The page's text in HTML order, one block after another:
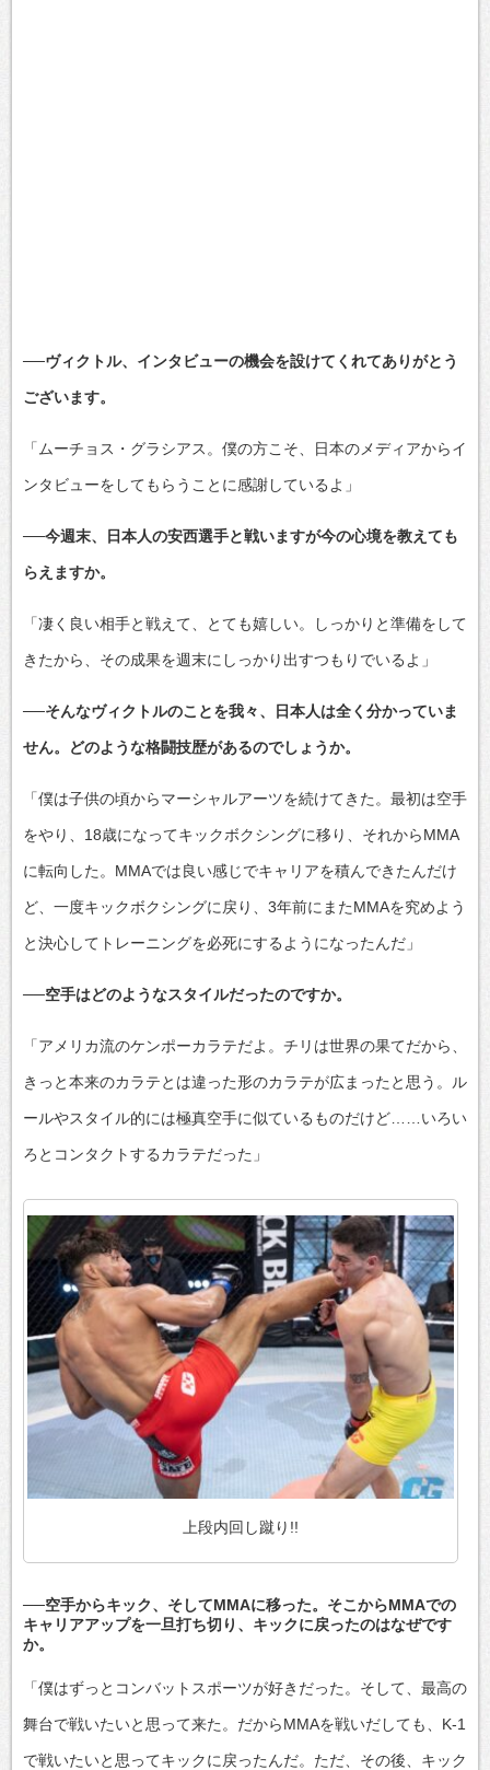
──ヴィクトル、インタビューの機会を設けてくれてありがとう
ございます。
「ムーチョス・グラシアス。僕の方こそ、日本のメディアからイ
ンタビューをしてもらうことに感謝しているよ」
──今週末、日本人の安西選手と戦いますが今の心境を教えても
らえますか。
「凄く良い相手と戦えて、とても嬉しい。しっかりと準備をして
きたから、その成果を週末にしっかり出すつもりでいるよ」
──そんなヴィクトルのことを我々、日本人は全く分かっていま
せん。どのような格闘技歴があるのでしょうか。
「僕は子供の頃からマーシャルアーツを続けてきた。最初は空手
をやり、18歳になってキックボクシングに移り、それからMMA
に転向した。MMAでは良い感じでキャリアを積んできたんだけ
ど、一度キックボクシングに戻り、3年前にまたMMAを究めよう
と決心してトレーニングを必死にするようになったんだ」
──空手はどのようなスタイルだったのですか。
「アメリカ流のケンポーカラテだよ。チリは世界の果てだから、
きっと本来のカラテとは違った形のカラテが広まったと思う。ル
ールやスタイル的には極真空手に似ているものだけど……いろい
ろとコンタクトするカラテだった」
上段内回し蹴り!!
──空手からキック、そしてMMAに移った。そこからMMAでの
キャリアアップを一旦打ち切り、キックに戻ったのはなぜです
か。
「僕はずっとコンバットスポーツが好きだった。そして、最高の
舞台で戦いたいと思って来た。だからMMAを戦いだしても、K-1
で戦いたいと思ってキックに戻ったんだ。ただ、その後、キック